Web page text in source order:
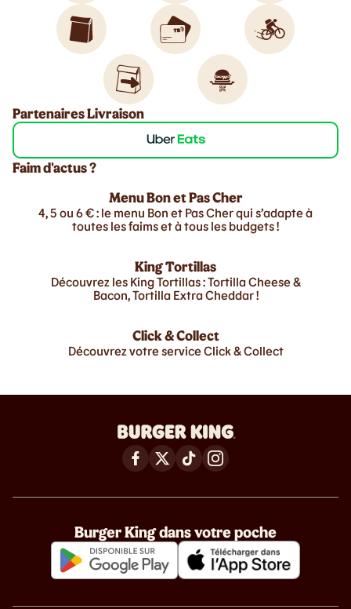
Partenaires Livraison
Faim d'actus ?
Menu Bon et Pas Cher
4, 5 ou 6 € : le menu Bon et Pas Cher qui s’adapte à
toutes les faims et à tous les budgets !
King Tortillas
Découvrez les King Tortillas : Tortilla Cheese &
Bacon, Tortilla Extra Cheddar !
Click & Collect
Découvrez votre service Click & Collect
Burger King dans votre poche